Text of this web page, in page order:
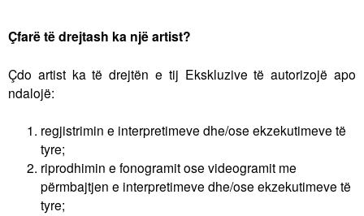
Çfarë të drejtash ka një artist?
Çdo artist ka të drejtën e tij Ekskluzive të autorizojë apo
ndalojë:
regjistrimin e interpretimeve dhe/ose ekzekutimeve të
tyre;
riprodhimin e fonogramit ose videogramit me
përmbajtjen e interpretimeve dhe/ose ekzekutimeve të
tyre;